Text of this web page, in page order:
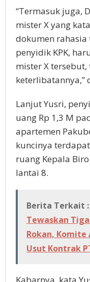
“Termasuk juga,
mister X yang
dokumen
penyidik KPK,
mister X
keterlibatannya,”
Lanjut Yusri,
uang Rp 1,3 M
apartemen
kuncinya
ruang Kepala
lantai 8.
Berita Terkait :
Tewaskan
Rokan,
Usut Kontrak